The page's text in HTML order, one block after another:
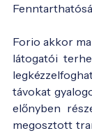
Forio akkor
látogatói
távokat
előnyben
megosztott